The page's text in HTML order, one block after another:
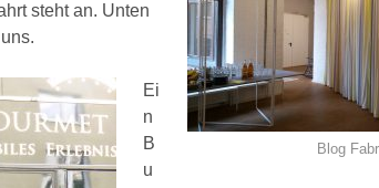
Blog
steht an. Unten
Ei
n
B
u